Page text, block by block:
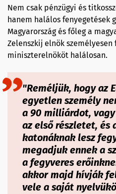
Nem csak pénzügyi és
hanem halálos fenyegetések
Magyarország és főleg a
Zelenszkij elnök
miniszterelnököt halálosan.
"Reméljük, hogy az
egyetlen személy
a 90 milliárdot,
az első részletet, és
katonáknak lesz
megadjuk ennek a
a fegyveres
akkor majd hívják
vele a saját